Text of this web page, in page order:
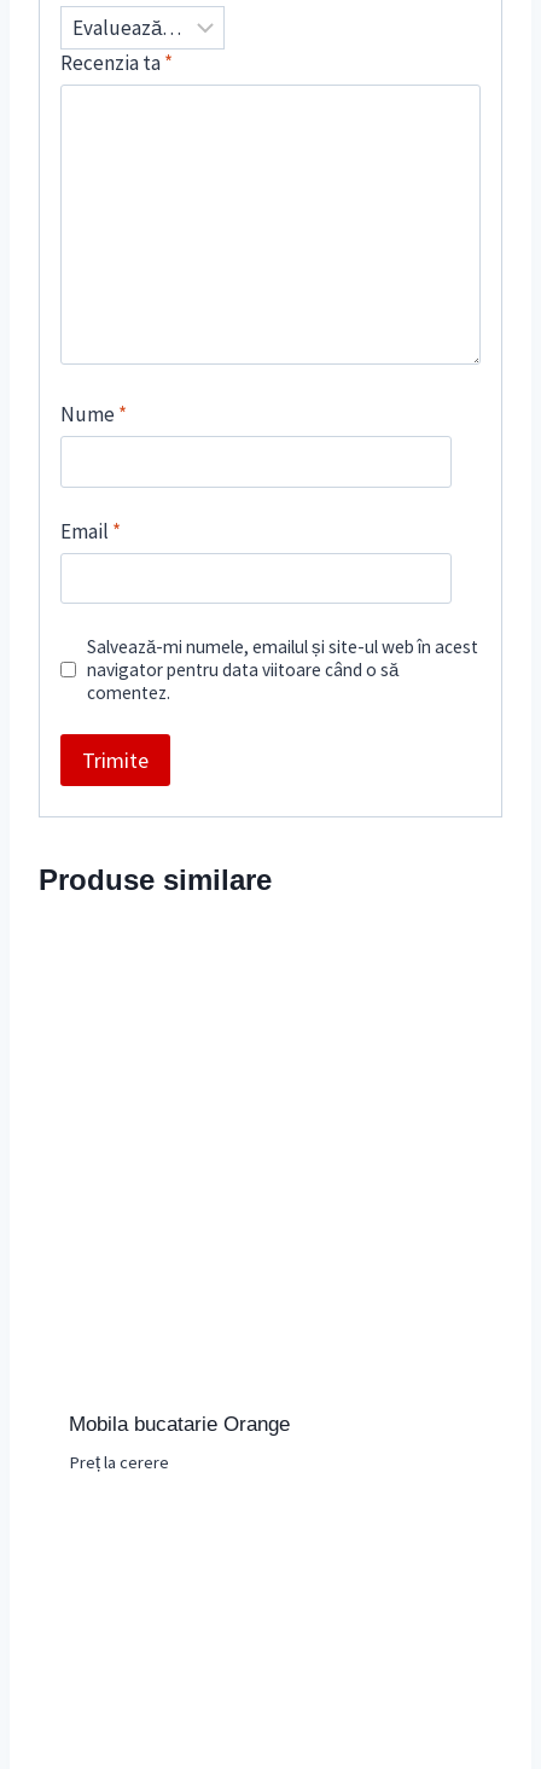
Recenzia ta*
Nume*
Email *
Salvează-mi numele, emailul și site-ul web în acest
navigator pentru data viitoare când o să
comentez.
Produse similare
Mobila bucatarie Orange
Preț la cerere